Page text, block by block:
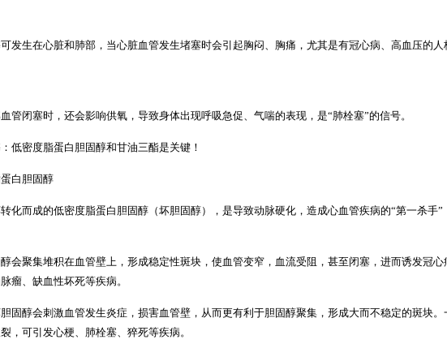
发生在心脏和肺部，当心脏血管发生堵塞时会引起胸闷、胸痛，尤其是有冠心病、高血压的人
管闭塞时，还会影响供氧，导致身体出现呼吸急促、气喘的表现，是“肺栓塞”的信号。
低密度脂蛋白胆固醇和甘油三酯是关键！
白胆固醇
化而成的低密度脂蛋白胆固醇（坏胆固醇），是导致动脉硬化，造成心血管疾病的“第一杀手”
会聚集堆积在血管壁上，形成稳定性斑块，使血管变窄，血流受阻，甚至闭塞，进而诱发冠心
瘤、缺血性坏死等疾病。
固醇会刺激血管发生炎症，损害血管壁，从而更有利于胆固醇聚集，形成大而不稳定的斑块。
，可引发心梗、肺栓塞、猝死等疾病。